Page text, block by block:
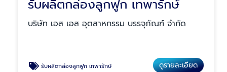
รับผลิตกล่องลูกฟูก เทพารักษ์
บริษัท เอส เอส อุตสาหกรรม บรรจุภัณฑ์ จำกัด
รับผลิตกล่องลูกฟูก เทพารักษ์ ดูรายละเอียด